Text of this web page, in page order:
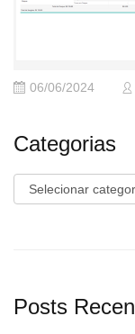
06/06/2024
Categorias
Categorias
Posts